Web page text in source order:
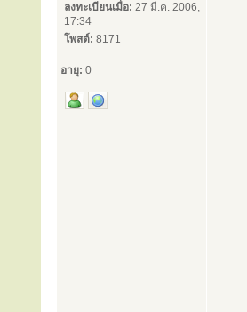
ลงทะเบียนเมื่อ: 27 มี.ค. 2006,
17:34
โพสต์: 8171
อายุ: 0